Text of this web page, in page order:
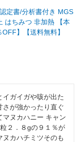
定書/分析書付き MGS
はちみつ 非加熱 【本
】【送料無料】
ガイガや咳が出た
さが強かったり直ぐ
ヌカハニー キャン
２．８gの９１％が
カハチミツそのも